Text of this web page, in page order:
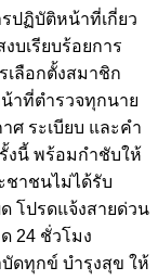
ปฏิบัติหน้าที่เกี่ยว
บเรียบร้อยการ
เลือกตั้งสมาชิก
าที่ตำรวจทุกนาย
ศ ระเบียบ และคำ
งนี้ พร้อมกำชับให้
ชาชนไม่ได้รับ
โปรดแจ้งสายด่วน
24 ชั่วโมง
ดทุกข์ บำรุงสุข ให้